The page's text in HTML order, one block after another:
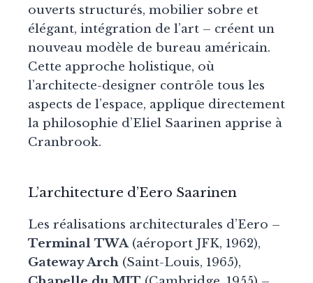
ouverts structurés, mobilier sobre et
élégant, intégration de l’art – créent un
nouveau modèle de bureau américain.
Cette approche holistique, où
l’architecte-designer contrôle tous les
aspects de l’espace, applique directement
la philosophie d’Eliel Saarinen apprise à
Cranbrook.
L’architecture d’Eero Saarinen
Les réalisations architecturales d’Eero –
Terminal TWA(aéroport JFK, 1962),
Gateway Arch (Saint-Louis, 1965),